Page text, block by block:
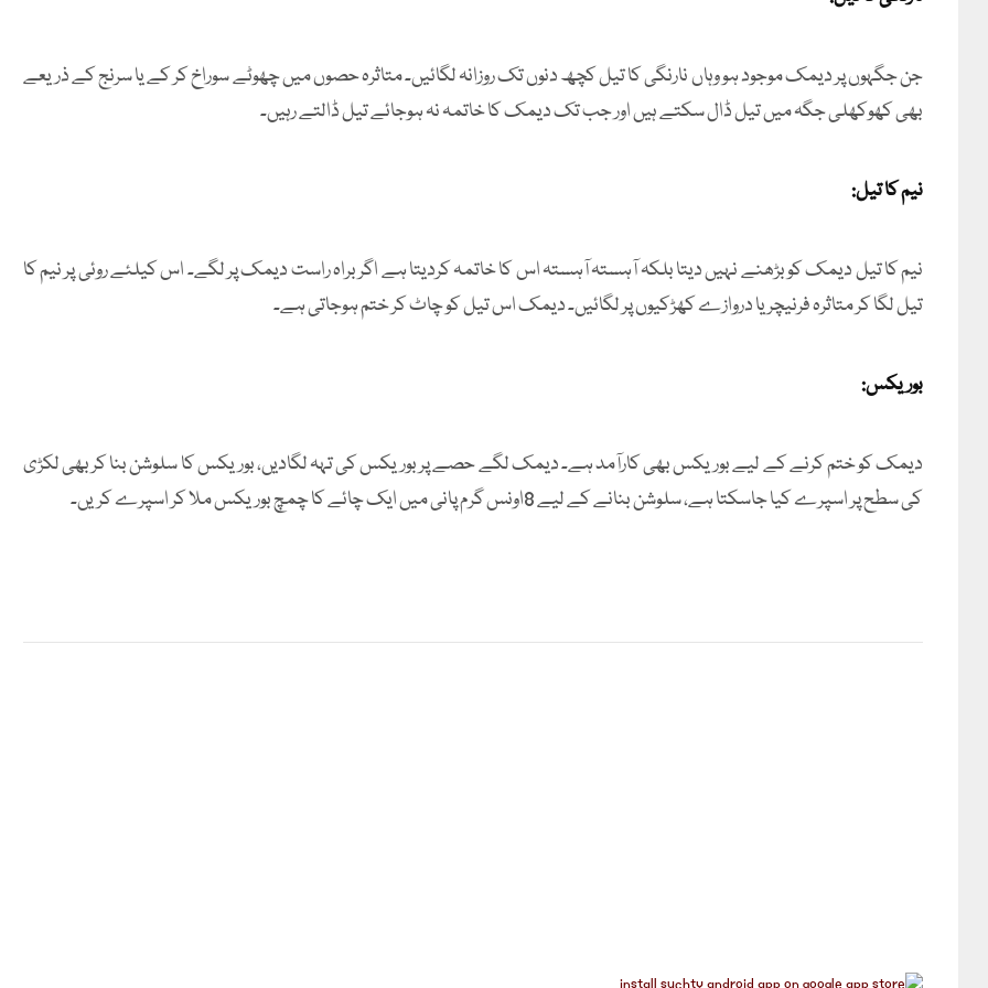
جن جگہوں پر دیمک موجود ہو وہاں نارنگی کا تیل کچھ دنوں تک روزانہ لگائیں۔ متاثرہ حصوں میں چھوٹے سوراخ کر کے یا سرنج کے ذریعے
بھی کھوکھلی جگہ میں تیل ڈال سکتے ہیں اور جب تک دیمک کا خاتمہ نہ ہوجائے تیل ڈالتے رہیں۔
نیم کا تیل:
نیم کا تیل دیمک کو بڑھنے نہیں دیتا بلکہ آہستہ آہستہ اس کا خاتمہ کردیتا ہے اگر براہ راست دیمک پر لگے۔ اس کیلئے روئی پر نیم کا
تیل لگا کر متاثرہ فرنیچر یا دروازے کھڑکیوں پر لگائیں۔ دیمک اس تیل کو چاٹ کر ختم ہوجاتی ہے۔
بوریکس:
دیمک کو ختم کرنے کے لیے بوریکس بھی کارآمد ہے۔ دیمک لگے حصے پر بوریکس کی تہہ لگادیں، بوریکس کا سلوشن بنا کر بھی لکڑی
کی سطح پر اسپرے کیا جاسکتا ہے، سلوشن بنانے کے لیے 8اونس گرم پانی میں ایک چائے کا چمچ بوریکس ملا کر اسپرے کریں۔